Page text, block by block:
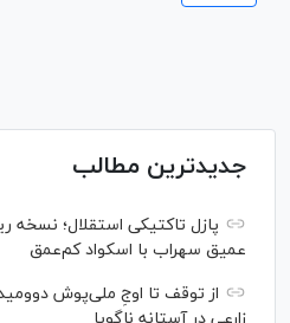
جدیدترین مطالب
عمیق سهراب با اسکواد کم‌عمق
از توقف تا اوجِ ملی‌پوش